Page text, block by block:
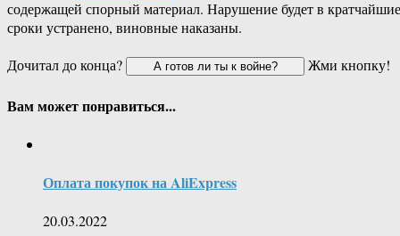
содержащей спорный материал. Нарушение будет в кратчайшие
сроки устранено, виновные наказаны.
Дочитал до конца?
Жми кнопку!
Вам может понравиться...
Оплата покупок на AliExpress
20.03.2022